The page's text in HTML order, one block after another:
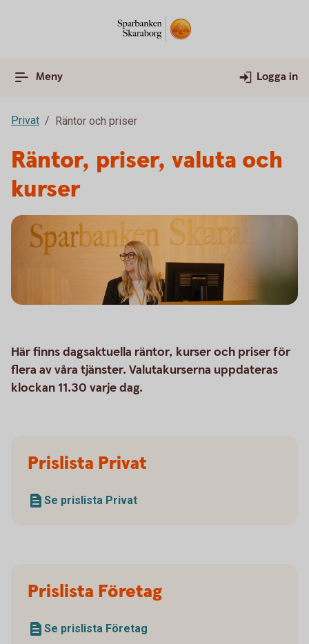
Meny Logga in
Privat Räntor och priser
Räntor, priser, valuta och
kurser
Här finns dagsaktuella räntor, kurser och priser för
flera av våra tjänster. Valutakurserna uppdateras
klockan 11.30 varje dag.
Prislista Privat
Se prislista Privat
Prislista Företag
Se prislista Företag